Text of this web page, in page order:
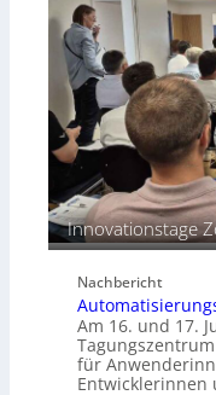
c
h
i
n
e
p
e
r
o
b
o
t
o
i
o
n
s
s
t
ä
i
g
e
P
Innovationstage
Nachbericht
Am 16. und 17.
für
Entwicklerinnen